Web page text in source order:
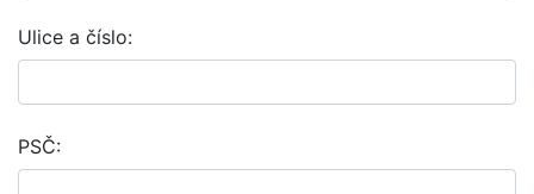
Ulice a číslo:
PSČ: